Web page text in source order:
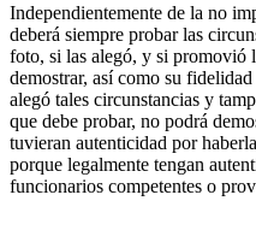
Independientemente de la no
deberá siempre probar las
foto, si las alegó, y si promovió
demostrar, así como su
alegó tales circunstancias y
que debe probar, no podrá
tuvieran autenticidad por
porque legalmente tengan
funcionarios competentes o